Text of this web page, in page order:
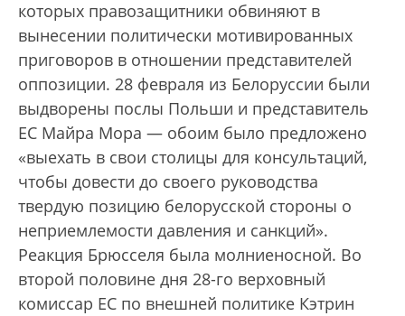
которых правозащитники обвиняют в
вынесении политически мотивированных
приговоров в отношении представителей
оппозиции. 28 февраля из Белоруссии были
выдворены послы Польши и представитель
ЕС Майра Мора — обоим было предложено
«выехать в свои столицы для консультаций,
чтобы довести до своего руководства
твердую позицию белорусской стороны о
неприемлемости давления и санкций».
Реакция Брюсселя была молниеносной. Во
второй половине дня 28-го верховный
комиссар ЕС по внешней политике Кэтрин